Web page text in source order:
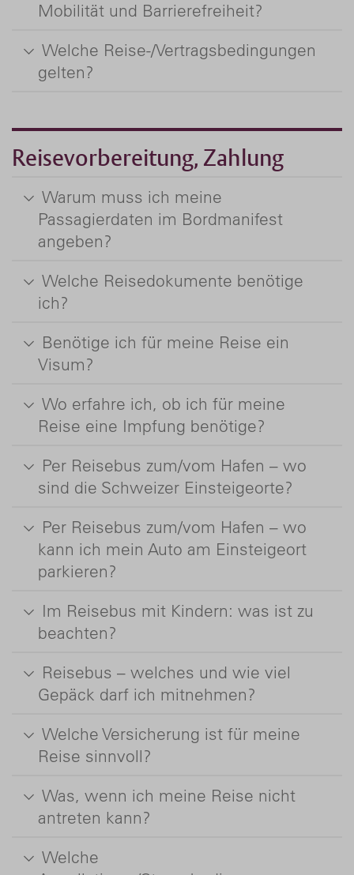
Mobilität und Barrierefreiheit?
Welche Reise-/Vertragsbedingungen
gelten?
Reisevorbereitung, Zahlung
Warum muss ich meine
Passagierdaten im Bordmanifest
angeben?
Welche Reisedokumente benötige
ich?
Benötige ich für meine Reise ein
Visum?
Wo erfahre ich, ob ich für meine
Reise eine Impfung benötige?
Per Reisebus zum/vom Hafen – wo
sind die Schweizer Einsteigeorte?
Per Reisebus zum/vom Hafen – wo
kann ich mein Auto am Einsteigeort
parkieren?
Im Reisebus mit Kindern: was ist zu
beachten?
Reisebus – welches und wie viel
Gepäck darf ich mitnehmen?
Welche Versicherung ist für meine
Reise sinnvoll?
Was, wenn ich meine Reise nicht
antreten kann?
Welche